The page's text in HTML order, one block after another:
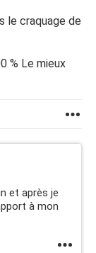
le craquage de
% Le mieux
et après je
à mon